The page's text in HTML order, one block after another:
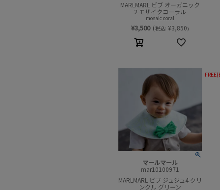
MARLMARL ビブ オーガニック
2 モザイクコーラル
mosaic coral
¥3,500 (税込: ¥3,850)
マールマール
mar10100971
MARLMARL ビブ ジュジュ4 クリ
ンクル グリーン